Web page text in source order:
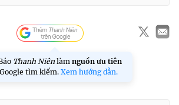
Thanh Niên làm nguồn ưu tiên
tìm kiếm. Xem hướng dẫn.